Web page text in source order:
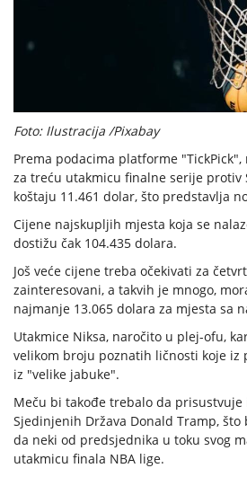
Foto: Ilustracija /Pixabay
Prema podacima platforme
za treću utakmicu finalne serije protiv
koštaju 11.461 dolar, što predstavlja
Cijene najskupljih mjesta koja se
dostižu čak 104.435 dolara.
Još veće cijene treba očekivati za
zainteresovani, a takvih je mnogo,
najmanje 13.065 dolara za mjesta sa
Utakmice Niksa, naročito u plej-ofu,
velikom broju poznatih ličnosti koje iz
iz "velike jabuke".
Meču bi takođe trebalo da
Sjedinjenih Država Donald Tramp,
da neki od predsjednika u toku svog
utakmicu finala NBA lige.